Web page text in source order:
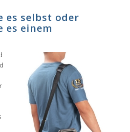
es selbst oder
es einem